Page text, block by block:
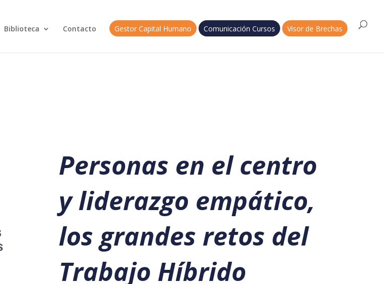
Biblioteca Contacto Gestor Capital Humano Comunicación Cursos Visor de Brechas
Personas en el centro
y liderazgo empático,
los grandes retos del
Trabajo Híbrido